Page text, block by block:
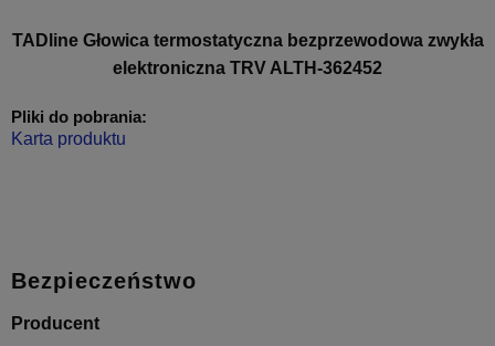
TADline Głowica termostatyczna bezprzewodowa zwykła
elektroniczna TRV ALTH-362452
Pliki do pobrania:
Karta produktu
Bezpieczeństwo
Producent